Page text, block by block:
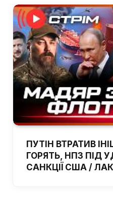
ПУТІН ВТРАТИВ
ГОРЯТЬ, НПЗ ПІД
САНКЦІЇ США /